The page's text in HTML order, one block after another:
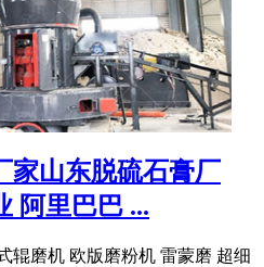
家山东脱硫石膏厂
阿里巴巴 ...
辊磨机 欧版磨粉机 雷蒙磨 超细